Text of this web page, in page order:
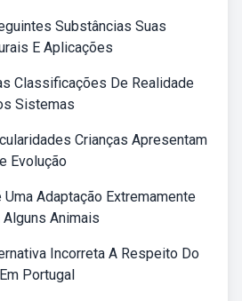
Substâncias Suas
E Aplicações
Classificações De Realidade
Sistemas
Crianças Apresentam
Evolução
Uma Adaptação Extremamente
Animais
Incorreta A Respeito Do
Portugal